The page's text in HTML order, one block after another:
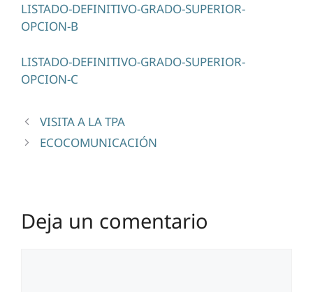
LISTADO-DEFINITIVO-GRADO-SUPERIOR-
OPCION-B
LISTADO-DEFINITIVO-GRADO-SUPERIOR-
OPCION-C
VISITA A LA TPA
ECOCOMUNICACIÓN
Deja un comentario